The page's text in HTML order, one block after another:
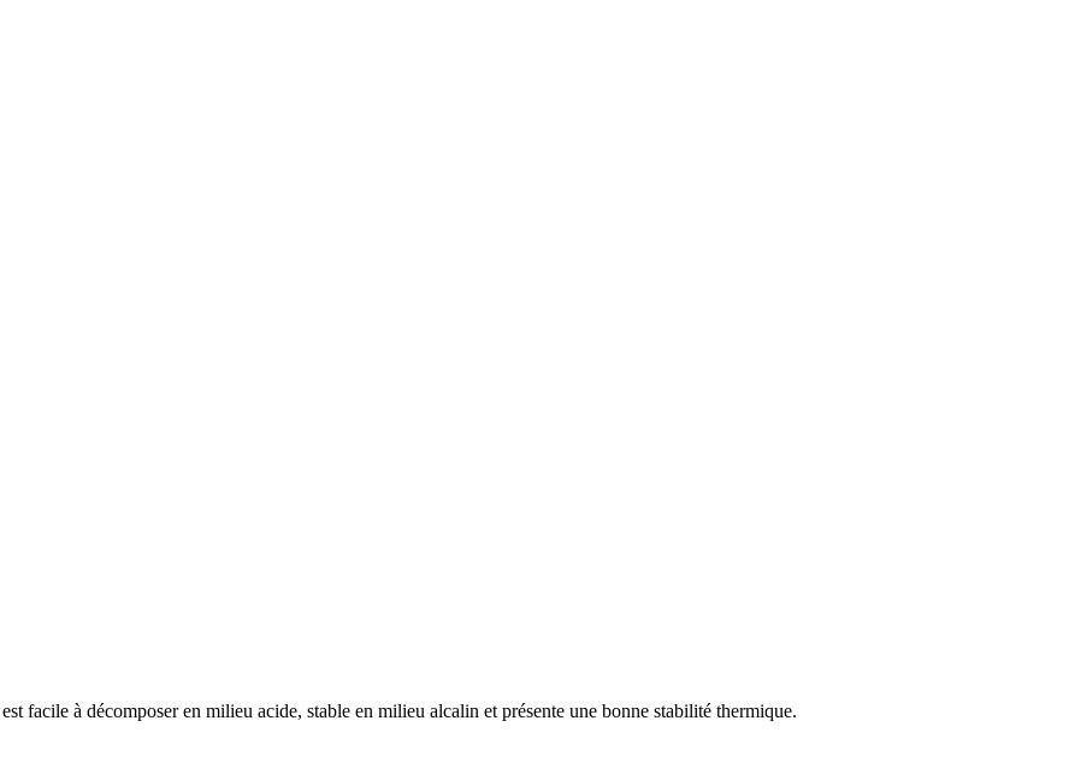
facile à décomposer en milieu acide, stable en milieu alcalin et présente une bonne stabilité thermique.